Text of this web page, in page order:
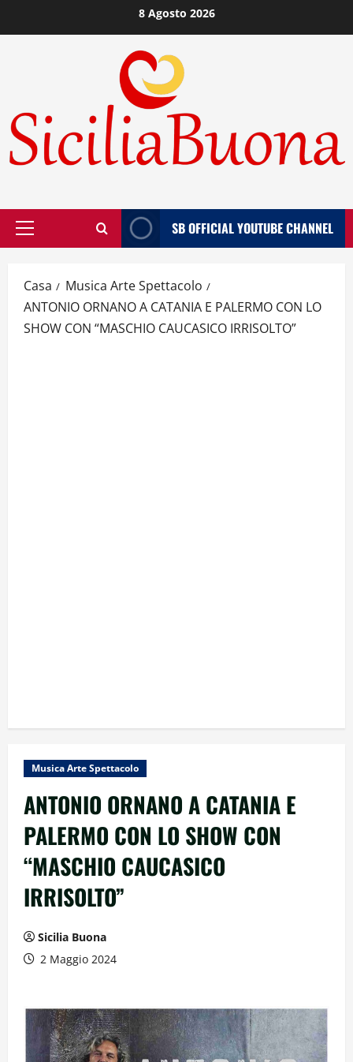
al
8 Agosto 2026
Menù
SB OFFICIAL YOUTUBE CHANNEL
Casa
Musica Arte Spettacolo
ANTONIO ORNANO A CATANIA E PALERMO CON LO
SHOW CON “MASCHIO CAUCASICO IRRISOLTO”
Musica Arte Spettacolo
ANTONIO ORNANO A CATANIA E
PALERMO CON LO SHOW CON
“MASCHIO CAUCASICO
IRRISOLTO”
Sicilia Buona
2 Maggio 2024